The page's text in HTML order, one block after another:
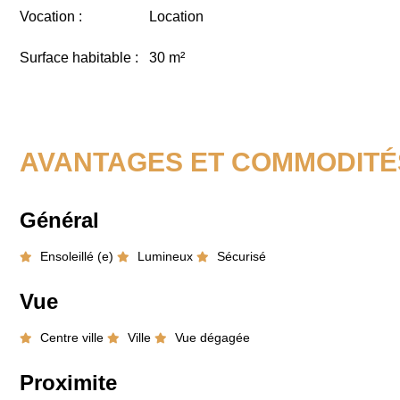
Vocation :
Surface habitable :
Location
30 m²
AVANTAGES ET
Général
Ensoleillé (e) Lumineux Sécurisé
Vue
Centre ville Ville Vue dégagée
Proximite